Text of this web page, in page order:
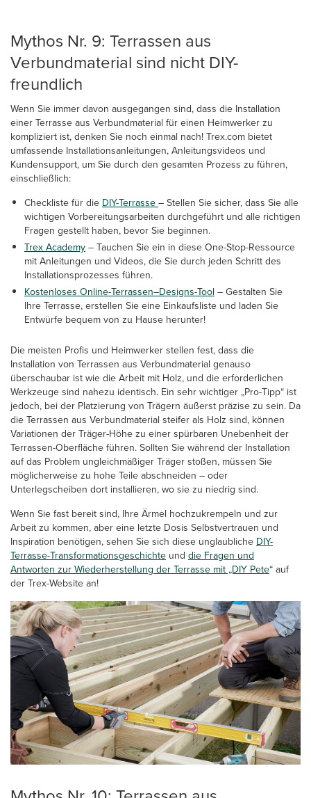
Mythos Nr. 9: Terrassen aus
Verbundmaterial sind nicht DIY-
freundlich
Wenn Sie immer davon ausgegangen sind, dass die Installation
einer Terrasse aus Verbundmaterial für einen Heimwerker zu
kompliziert ist, denken Sie noch einmal nach! Trex.com bietet
umfassende Installationsanleitungen, Anleitungsvideos und
Kundensupport, um Sie durch den gesamten Prozess zu führen,
einschließlich:
Checkliste für die DIY-Terrasse– Stellen Sie sicher, dass Sie alle
wichtigen Vorbereitungsarbeiten durchgeführt und alle richtigen
Fragen gestellt haben, bevor Sie beginnen.
Trex Academy– Tauchen Sie ein in diese One-Stop-Ressource
mit Anleitungen und Videos, die Sie durch jeden Schritt des
Installationsprozesses führen.
Kostenloses Online-Terrassen–Designs-Tool – Gestalten Sie
Ihre Terrasse, erstellen Sie eine Einkaufsliste und laden Sie
Entwürfe bequem von zu Hause herunter!
Die meisten Profis und Heimwerker stellen fest, dass die
Installation von Terrassen aus Verbundmaterial genauso
überschaubar ist wie die Arbeit mit Holz, und die erforderlichen
Werkzeuge sind nahezu identisch. Ein sehr wichtiger „Pro-Tipp“ ist
jedoch, bei der Platzierung von Trägern äußerst präzise zu sein. Da
die Terrassen aus Verbundmaterial steifer als Holz sind, können
Variationen der Träger-Höhe zu einer spürbaren Unebenheit der
Terrassen-Oberfläche führen. Sollten Sie während der Installation
auf das Problem ungleichmäßiger Träger stoßen, müssen Sie
möglicherweise zu hohe Teile abschneiden – oder
Unterlegscheiben dort installieren, wo sie zu niedrig sind.
Wenn Sie fast bereit sind, Ihre Ärmel hochzukrempeln und zur
Arbeit zu kommen, aber eine letzte Dosis Selbstvertrauen und
Inspiration benötigen, sehen Sie sich diese unglaubliche DIY-
Terrasse-Transformationsgeschichte und die Fragen und
Antworten zur Wiederherstellung der Terrasse mit „DIY Pete“ auf
der Trex-Website an!